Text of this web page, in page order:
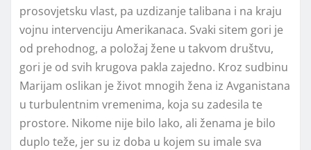
prosovjetsku vlast, pa uzdizanje talibana i na kraju
vojnu intervenciju Amerikanaca. Svaki sitem gori je
od prehodnog, a položaj žene u takvom društvu,
gori je od svih krugova pakla zajedno. Kroz sudbinu
Marijam oslikan je život mnogih žena iz Avganistana
u turbulentnim vremenima, koja su zadesila te
prostore. Nikome nije bilo lako, ali ženama je bilo
duplo teže, jer su iz doba u kojem su imale sva